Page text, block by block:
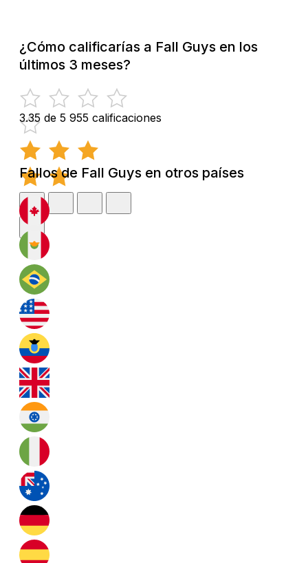
¿Cómo calificarías a Fall Guys en los
últimos 3 meses?
3.35 de 5 955 calificaciones
Fallos de Fall Guys en otros países